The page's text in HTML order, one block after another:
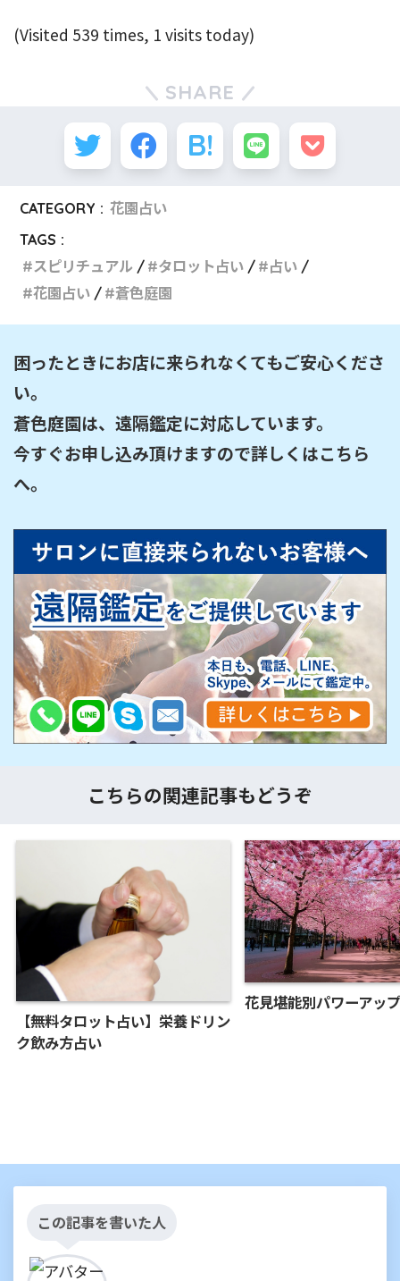
(Visited 539 times, 1 visits today)
SHARE
CATEGORY : 花園占い
TAGS :
スピリチュアル
タロット占い
占い
花園占い
蒼色庭園
困ったときにお店に来られなくてもご安心くださ
い。
蒼色庭園は、遠隔鑑定に対応しています。
今すぐお申し込み頂けますので詳しくはこちら
へ。
こちらの関連記事もどうぞ
【無料タロット占い】栄養ドリン
ク飲み方占い
花見堪能別パワーアッ
この記事を書いた人